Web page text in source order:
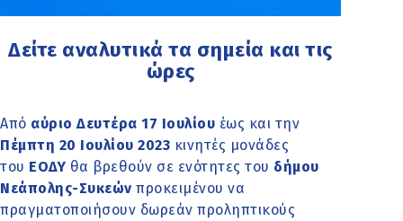
Δείτε αναλυτικά τα σημεία και τις
ώρες
Από αύριο Δευτέρα 17 Ιουλίου έως και την
Πέμπτη 20 Ιουλίου 2023 κινητές μονάδες
του ΕΟΔΥ θα βρεθούν σε ενότητες του δήμου
Νεάπολης-Συκεών προκειμένου να
πραγματοποιήσουν δωρεάν προληπτικούς